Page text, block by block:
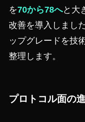
を70から78へと大
改善を導入しまし
ップグレードを技
整理します。
プロトコル面の